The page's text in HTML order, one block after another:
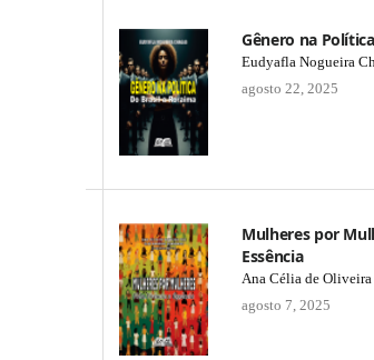
Gênero na
Eudyafla Nogueira
agosto 22, 2025
Mulheres por
Essência
Ana Célia de
agosto 7, 2025